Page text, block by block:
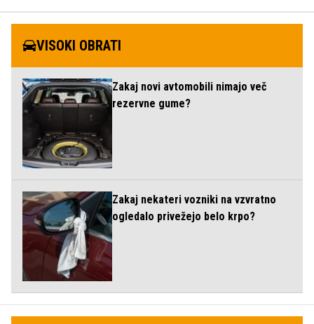
VISOKI OBRATI
Zakaj novi avtomobili nimajo več
rezervne gume?
Zakaj nekateri vozniki na vzvratno
ogledalo privežejo belo krpo?